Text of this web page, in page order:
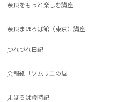
奈良をもっと楽しむ講座
奈良まほろば館（東京）講座
つれづれ日記
会報紙「ソムリエの風」
まほろば歳時記